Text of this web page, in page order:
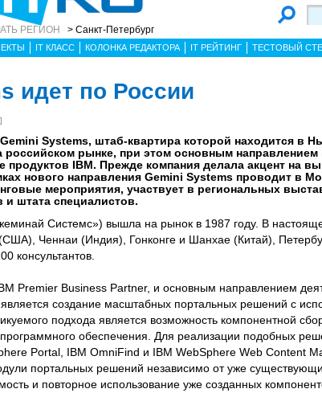
РЕГИОН > Санкт-Петербург
IT КЛАСС КОЛОНКА РЕДАКТОРА IT РЕЙТИНГ ТЕСТОВЫЙ
идет по России
Systems, штаб-квартира которой находится в
российском рынке, при этом основным направлением
продуктов IBM. Прежде компания делала акцент на
нового направления Gemini Systems проводит в
мероприятия, участвует в региональных
и штата специалистов.
Системс») вышла на рынок в 1987 году. В
Ченнаи (Индия), Гонконге и Шанхае (Китай),
консультантов.
Premier Business Partner, и основным направлением
является создание масштабных портальных решений с
подхода является возможность компонентной
программного обеспечения. Для реализации подобных
Portal, IBM OmniFind и IBM WebSphere Web Content
портальных решений независимо от уже
и повторное использование уже созданных